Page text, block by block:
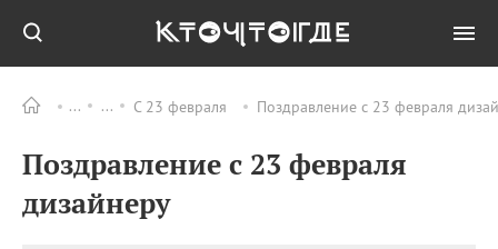
С 23 февраля Поздравление с 23 февраля
Поздравление с 23 февраля
дизайнеру
ПРАЗДНИКИ Все
09.08
День памяти жертв
атомной